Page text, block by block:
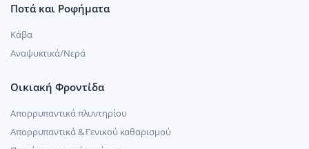
Ποτά και Ροφήματα
Κάβα
Αναψυκτικά/Νερά
Οικιακή Φροντίδα
Απορρυπαντικά πλυντηρίου
Απορρυπαντικά & Γενικού καθαρισμού